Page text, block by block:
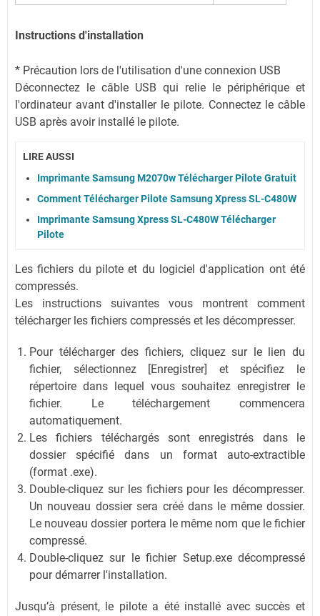
Instructions d'installation
* Précaution lors de l'utilisation d'une connexion USB
Déconnectez le câble USB qui relie le périphérique et
l'ordinateur avant d'installer le pilote. Connectez le câble
USB après avoir installé le pilote.
LIRE AUSSI
Imprimante Samsung M2070w Télécharger Pilote Gratuit
Comment Télécharger Pilote Samsung Xpress SL-C480W
Imprimante Samsung Xpress SL-C480W Télécharger
Pilote
Les fichiers du pilote et du logiciel d'application ont été
compressés.
Les instructions suivantes vous montrent comment
télécharger les fichiers compressés et les décompresser.
Pour télécharger des fichiers, cliquez sur le lien du
fichier, sélectionnez [Enregistrer] et spécifiez le
répertoire dans lequel vous souhaitez enregistrer le
fichier. Le téléchargement commencera
automatiquement.
Les fichiers téléchargés sont enregistrés dans le
dossier spécifié dans un format auto-extractible
(format .exe).
Double-cliquez sur les fichiers pour les décompresser.
Un nouveau dossier sera créé dans le même dossier.
Le nouveau dossier portera le même nom que le fichier
compressé.
Double-cliquez sur le fichier Setup.exe décompressé
pour démarrer l'installation.
Jusqu’à présent, le pilote a été installé avec succès et